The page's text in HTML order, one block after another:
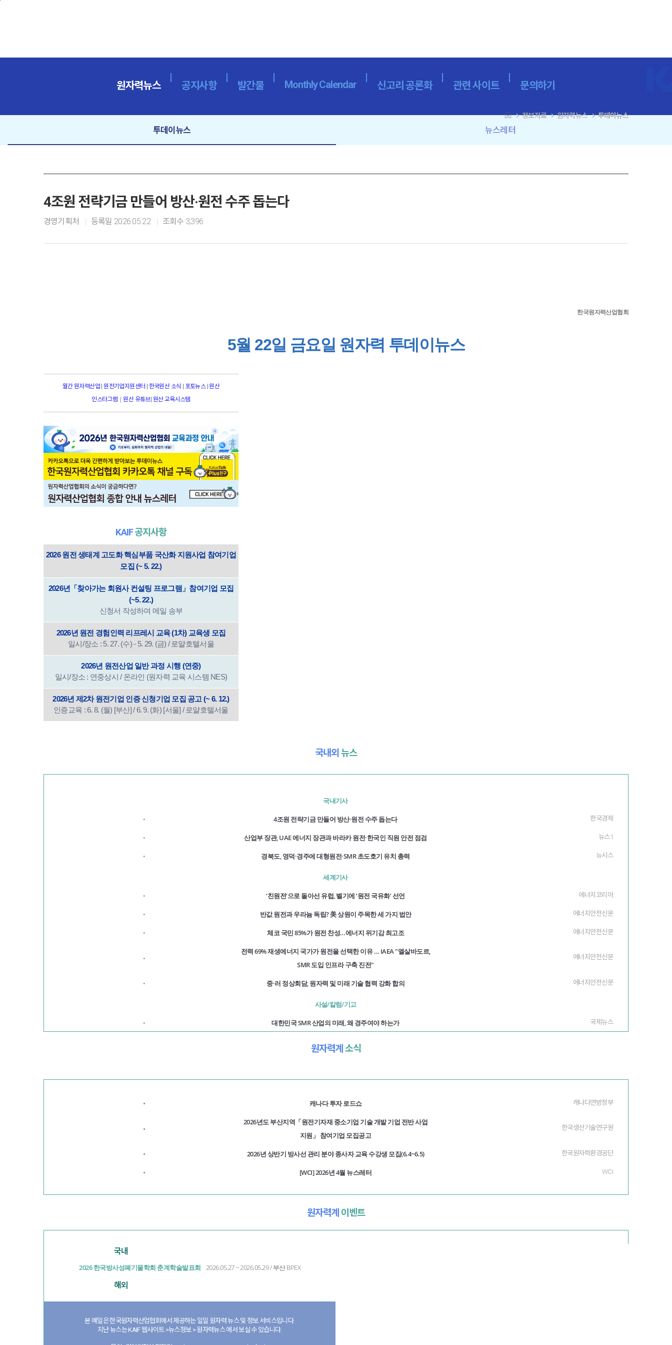
원자력뉴스 공지사항 발간물 Monthly Calendar 신고리 공론화 관련 사이트 문의하기
투데이뉴스 뉴스레터
navigate_next정보자료navigate_next원자력뉴스navigate_next투데이뉴스
4조원 전략기금 만들어 방산·원전 수주 돕는다
경영기획처 등록일 2026.05.22 조회수 3,396
한국원자력산업협회
5월 22일 금요일 원자력 투데이뉴스
월간 원자력산업 |원전기업지원센터 한국원산 소식 포토뉴스 |원산
인스타그램 |원산 유튜브| 원산 교육시스템
KAIF공지사항
2026 원전 생태계 고도화 핵심부품 국산화 지원사업 참여기업
모집 (~ 5. 22.)
2026년「찾아가는 회원사 컨설팅 프로그램」참여기업 모집
(~5. 22.)
신청서 작성하여 메일 송부
2026년 원전 경험인력 리프레시 교육 (1차) 교육생 모집
일시/장소 : 5. 27. (수) - 5. 29. (금) / 로얄호텔서울
2026년 원전산업 일반 과정 시행 (연중)
일시/장소 : 연중상시 / 온라인 (원자력 교육 시스템 NES)
2026년 제2차 원전기업 인증 신청기업 모집 공고 (~ 6. 12.)
인증교육 : 6. 8. (월) [부산] / 6. 9. (화) [서울] / 로얄호텔서울
국내외 뉴스
국내기사
· 4조원 전략기금 만들어 방산·원전 수주 돕는다 한국경제
· 산업부 장관, UAE 에너지 장관과 바라카 원전·한국인 직원 안전 점검 뉴스1
· 경북도, 영덕·경주에 대형원전·SMR 초도호기 유치 총력 뉴시스
세계기사
· ‘친원전’으로 돌아선 유럽, 벨기에 ‘원전 국유화’ 선언 에너지코리아
· 반값 원전과 우라늄 독립? 美 상원이 주목한 세 가지 법안 에너지안전신문
· 체코 국민 85%가 원전 찬성…에너지 위기감 최고조 에너지안전신문
·
전력 69% 재생에너지 국가가 원전을 선택한 이유 … IAEA "엘살바도르,
SMR 도입 인프라 구축 진전"
에너지안전신문
· 중·러 정상회담, 원자력 및 미래 기술 협력 강화 합의 에너지안전신문
사설/칼럼/기고
· 대한민국 SMR 산업의 미래, 왜 경주여야 하는가 국제뉴스
원자력계소식
· 캐나다 투자 로드쇼 캐나다연방정부
·
2026년도 부산지역「원전기자재 중소기업 기술 개발 기업 전반 사업
지원」 참여기업 모집공고
한국생산기술연구원
· 2026년 상반기 방사선 관리 분야 종사자 교육 수강생 모집(6.4~6.5) 한국원자력환경공단
· [WCI] 2026년 4월 뉴스레터 WCI
원자력계 이벤트
국내
2026 한국방사성폐기물학회 춘계학술발표회 2026.05.27 ~ 2026.05.29 / 부산 BPEX
해외
본 메일은 한국원자력산업협회에서 제공하는 일일 원자력 뉴스 및 정보 서비스입니다.
지난 뉴스는 KAIF 웹사이트 >뉴스정보 > 원자력뉴스 에서 보실 수 있습니다.